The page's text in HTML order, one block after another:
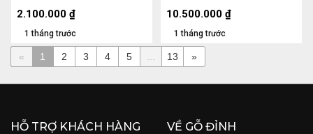
1 tháng trước
2.100.000 ₫
1 tháng trước
10.500.000 ₫
« 1 2 3 4 5 13 »
HỖ TRỢ KHÁCH HÀNG VỀ GỖ ĐỈNH